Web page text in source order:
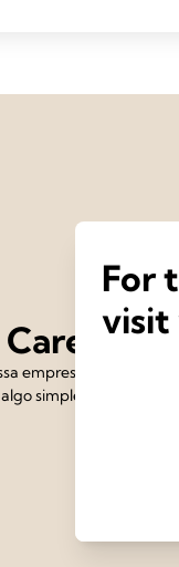
empresa tem-se
simples, intuitivo e
For
visit